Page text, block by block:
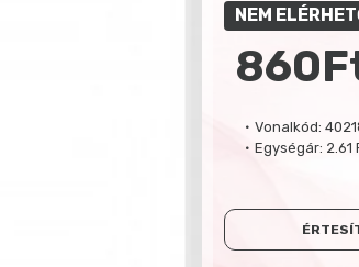
Vonalkód:
Egységár: 2.61
NEM